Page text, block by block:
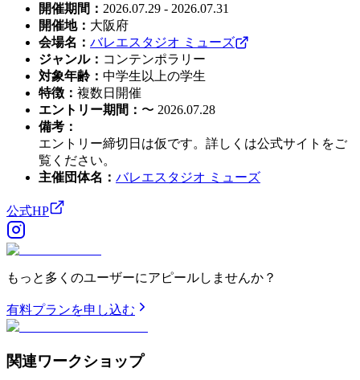
開催期間 ： 2026.07.29 - 2026.07.31
開催地： 大阪府
会場名 ： バレエスタジオ ミューズ
ジャンル： コンテンポラリー
対象年齢 ： 中学生以上の学生
特徴 ： 複数日開催
エントリー期間 ： 〜 2026.07.28
備考 ：
エントリー締切日は仮です。詳しくは公式サイトをご
覧ください。
主催団体名 ： バレエスタジオ ミューズ
公式HP
もっと多くのユーザーにアピールしませんか？
有料プランを申し込む
関連ワークショップ